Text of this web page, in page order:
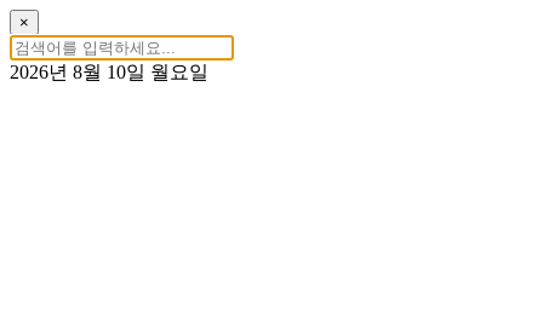
×
2026년 8월 10일 월요일